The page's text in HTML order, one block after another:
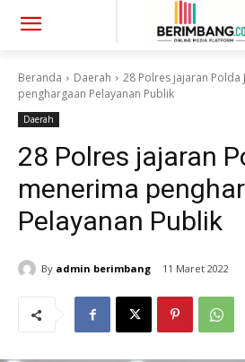
Beranda Daerah
28 Polres jajaran Polda
penghargaan Pelayanan Publik
Daerah
28 Polres jajaran
menerima
Pelayanan Publik
By admin berimbang 11 Maret 2022